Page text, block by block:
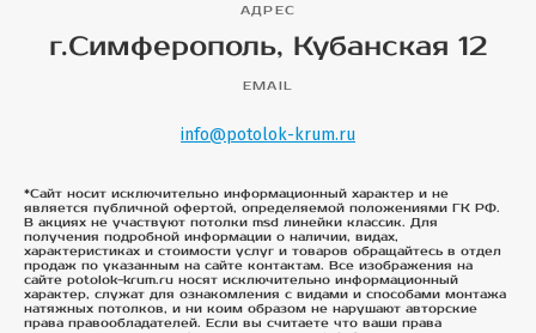
АДРЕС
г.Симферополь, Кубанская 12
EMAIL
info@potolok-krum.ru
*Сайт носит исключительно информационный характер и не
является публичной офертой, определяемой положениями ГК РФ.
В акциях не участвуют потолки msd линейки классик. Для
получения подробной информации о наличии, видах,
характеристиках и стоимости услуг и товаров обращайтесь в отдел
продаж по указанным на сайте контактам. Все изображения на
сайте potolok-krum.ru носят исключительно информационный
характер, служат для ознакомления с видами и способами монтажа
натяжных потолков, и ни коим образом не нарушают авторские
права правообладателей. Если вы считаете что ваши права